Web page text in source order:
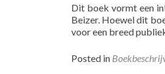
Dit boek vormt een
Beizer. Hoewel dit
voor een breed
Posted in